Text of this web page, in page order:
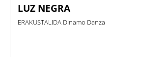
LUZ NEGRA
ERAKUSTALIDA Dinamo Danza